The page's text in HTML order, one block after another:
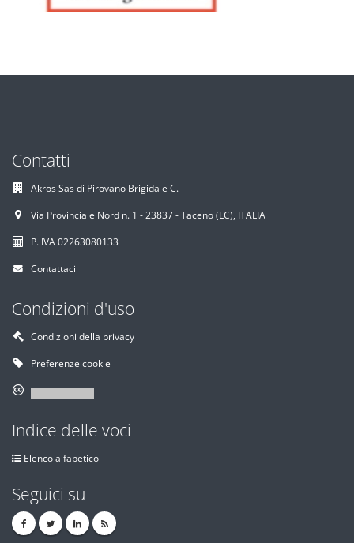
Contatti
Akros Sas di Pirovano Brigida e C.
Via Provinciale Nord n. 1 - 23837 - Taceno (LC), ITALIA
P. IVA 02263080133
Contattaci
Condizioni d'uso
Condizioni della privacy
Preferenze cookie
Indice delle voci
Elenco alfabetico
Seguici su